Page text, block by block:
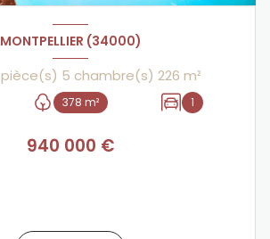
MONTPELLIER (34000)
Maison 8 pièce(s) 5 chambre(s) 226 m²
378 m² 1
940 000 €